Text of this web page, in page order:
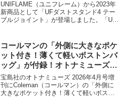
UNIFLAME（ユニフレーム）から2023年
新商品として「UFダストスタンド4 テー
ブルジョイント」が登場しました。「UF
アイテムです。詳細をレビューします。
コールマンの「外側に大きなポケ
ット付き！薄くて軽いボストンバ
ッグ」が付録！オトナミューズ
2026年4月号増刊
宝島社のオトナミューズ 2026年4月号増
刊にColeman（コールマン）の「外側に
大きなポケット付き！薄くて軽いボスト